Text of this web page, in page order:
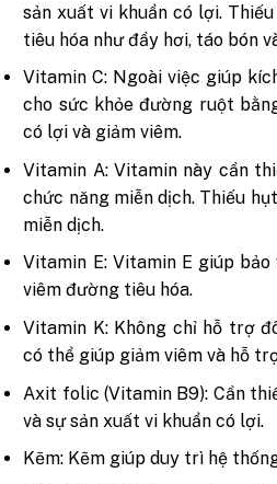
sản xuất vi khuẩn có lợi.
tiêu hóa như đầy hơi, táo bón
Vitamin C: Ngoài việc giúp
cho sức khỏe đường ruột
có lợi và giảm viêm.
Vitamin A: Vitamin này cần
chức năng miễn dịch. Thiếu
miễn dịch.
Vitamin E: Vitamin E giúp
viêm đường tiêu hóa.
Vitamin K: Không chỉ hỗ trợ
có thể giúp giảm viêm và hỗ
Axit folic (Vitamin B9): Cần
và sự sản xuất vi khuẩn có lợi.
Kẽm: Kẽm giúp duy trì hệ